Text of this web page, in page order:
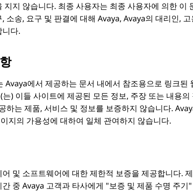
지지 않습니다. 최종 사용자는 최종 사용자에 의한 이
소송, 요구 및 판결에 대해 Avaya, Avaya의 대리인,
다.
Avaya에서 제공하는 문서 내에서 참조용으로 링크
는) 이들 사이트에 제공된 모든 정보, 주장 또는 내용
하는 제품, 서비스 및 정보를 보증하지 않습니다.
지의 가용성에 대하여 일체 관여하지 않습니다.
및 소프트웨어에 대한 제한적 보증을 제공합니다.
중 Avaya 고객과 타사에게 보증 및 제품 수명 주기